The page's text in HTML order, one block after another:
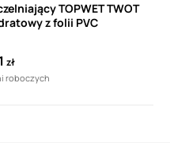
TOPWET TWOT
z folii PVC
zł
roboczych